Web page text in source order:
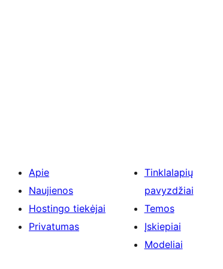
Apie
Naujienos
Hostingo tiekėjai
Privatumas
Tinklalapių
pavyzdžiai
Temos
Įskiepiai
Modeliai